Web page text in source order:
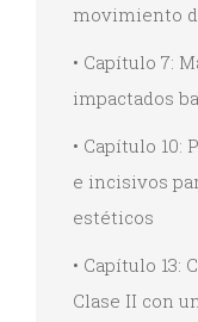
movimiento
• Capítulo 7:
impactados
• Capítulo
e incisivos
estéticos
• Capítulo 13:
Clase II con